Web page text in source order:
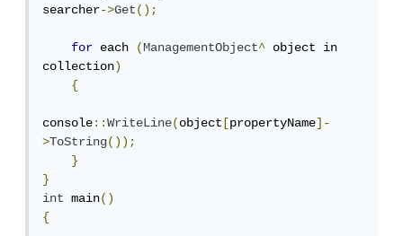
searcher->Get();
for each (ManagementObject^ object in
collection)
{
console::WriteLine(object [propertyName]-
>ToString());
}
}
int main()
{